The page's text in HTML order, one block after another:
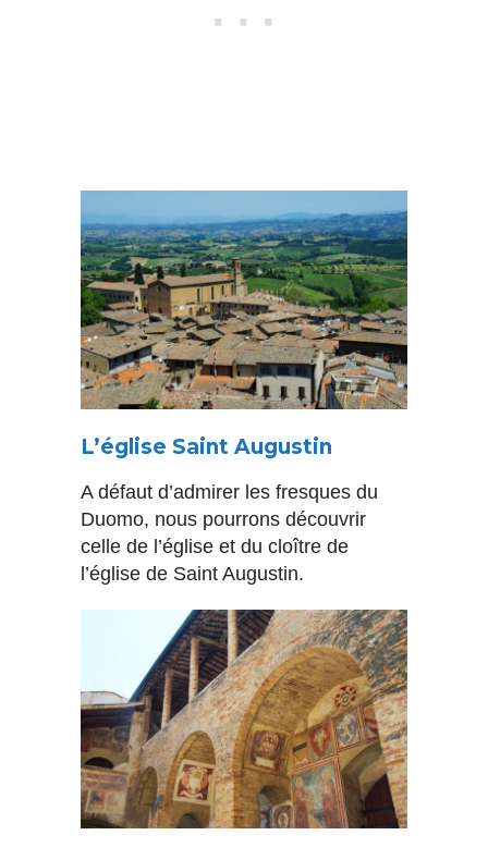
L’église Saint Augustin
A défaut d’admirer les fresques du
Duomo, nous pourrons découvrir
celle de l’église et du cloître de
l’église de Saint Augustin.